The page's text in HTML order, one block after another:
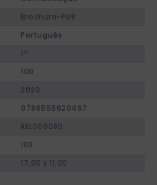
Brochura-PUR
Português
1ª
100
2020
9786555620467
REL006080
103
17,00 x 11,00